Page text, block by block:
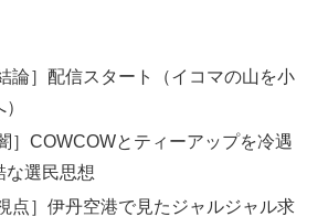
論］配信スタート（イコマの山を小
］COWCOWとティーアップを冷遇
な選民思想
点］伊丹空港で見たジャルジャル求